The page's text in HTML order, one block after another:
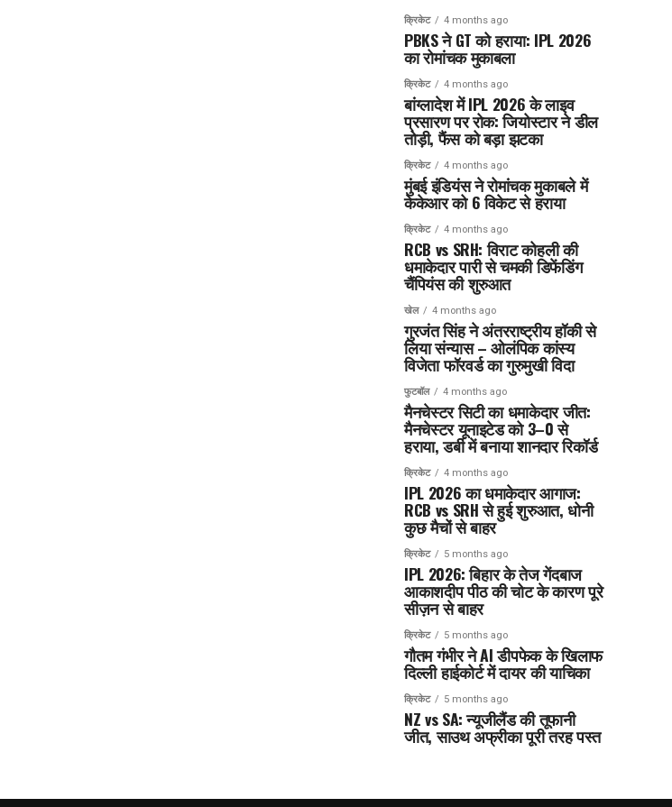
क्रिकेट 4 months ago
PBKS ने GT को हराया: IPL 2026
का रोमांचक मुकाबला
क्रिकेट 4 months ago
बांग्लादेश में IPL 2026 के लाइव
प्रसारण पर रोक: जियोस्टार ने डील
तोड़ी, फैंस को बड़ा झटका
क्रिकेट 4 months ago
मुंबई इंडियंस ने रोमांचक मुकाबले में
केकेआर को 6 विकेट से हराया
क्रिकेट 4 months ago
RCB vs SRH: विराट कोहली की
धमाकेदार पारी से चमकी डिफेंडिंग
चैंपियंस की शुरुआत
खेल 4 months ago
गुरजंत सिंह ने अंतरराष्ट्रीय हॉकी से
लिया संन्यास – ओलंपिक कांस्य
विजेता फॉरवर्ड का गुरुमुखी विदा
फुटबॉल 4 months ago
मैनचेस्टर सिटी का धमाकेदार जीत:
मैनचेस्टर यूनाइटेड को 3–0 से
हराया, डर्बी में बनाया शानदार रिकॉर्ड
क्रिकेट 4 months ago
IPL 2026 का धमाकेदार आगाज:
RCB vs SRH से हुई शुरुआत, धोनी
कुछ मैचों से बाहर
क्रिकेट 5 months ago
IPL 2026: बिहार के तेज गेंदबाज
आकाशदीप पीठ की चोट के कारण पूरे
सीज़न से बाहर
क्रिकेट 5 months ago
गौतम गंभीर ने AI डीपफेक के खिलाफ
दिल्ली हाईकोर्ट में दायर की याचिका
क्रिकेट 5 months ago
NZ vs SA: न्यूजीलैंड की तूफानी
जीत, साउथ अफ्रीका पूरी तरह पस्त